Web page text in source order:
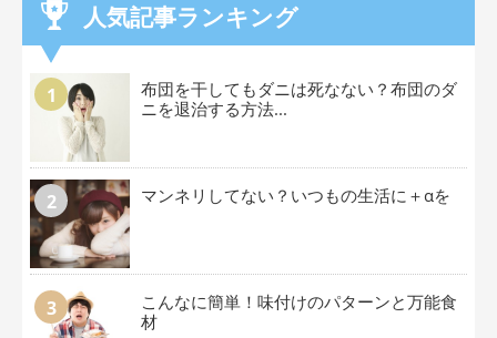
人気記事ランキング
布団を干してもダニは死なない？布団のダ
ニを退治する方法...
マンネリしてない？いつもの生活に＋αを
こんなに簡単！味付けのパターンと万能食
材